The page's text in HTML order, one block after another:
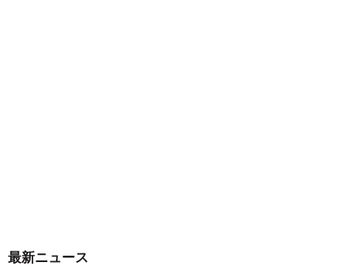
最新ニュース